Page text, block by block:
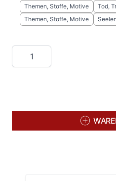
Themen, Stoffe, Motive
Tod,
Themen, Stoffe, Motive
Menge